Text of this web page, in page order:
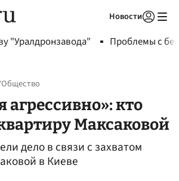
Новости
"Уралдронзавода" Проблемы с
Общество
агрессивно»: кто
Максаковой
дело в связи с захватом
в Киеве